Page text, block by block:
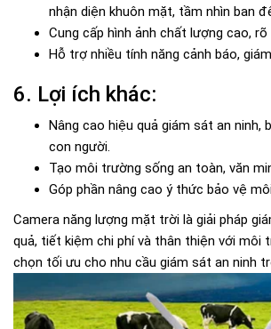
nhận diện khuôn mặt, tầm nhìn ban
Cung cấp hình ảnh chất lượng cao, rõ
Hỗ trợ nhiều tính năng cảnh báo,
6. Lợi ích khác:
Nâng cao hiệu quả giám sát an ninh,
con người.
Tạo môi trường sống an toàn, văn
Góp phần nâng cao ý thức bảo vệ
Camera năng lượng mặt trời là giải pháp
quả, tiết kiệm chi phí và thân thiện với môi
chọn tối ưu cho nhu cầu giám sát an ninh